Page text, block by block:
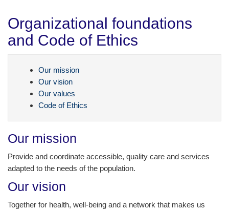
Organizational foundations
and Code of Ethics
Our mission
Our vision
Our values
Code of Ethics
Our mission
Provide and coordinate accessible, quality care and services
adapted to the needs of the population.
Our vision
Together for health, well-being and a network that makes us